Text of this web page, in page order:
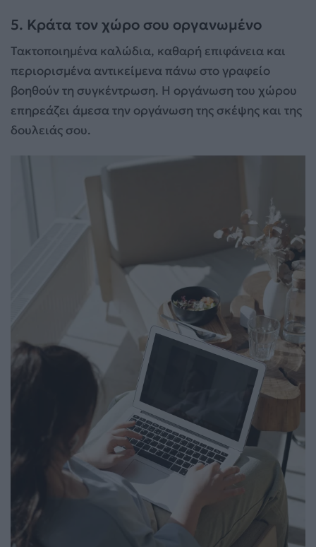
5. Κράτα τον χώρο σου οργανωμένο
Τακτοποιημένα καλώδια, καθαρή επιφάνεια και
περιορισμένα αντικείμενα πάνω στο γραφείο
βοηθούν τη συγκέντρωση. Η οργάνωση του χώρου
επηρεάζει άμεσα την οργάνωση της σκέψης και της
δουλειάς σου.